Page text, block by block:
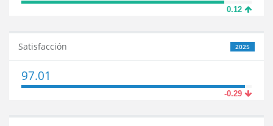
0.12
2025
Satisfacción
97.01
-0.29